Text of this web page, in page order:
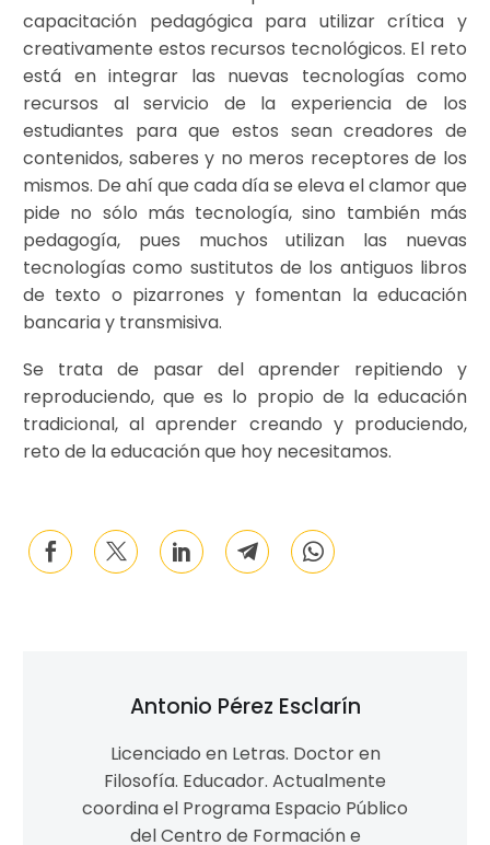
capacitación pedagógica para utilizar crítica y
creativamente estos recursos tecnológicos. El reto
está en integrar las nuevas tecnologías como
recursos al servicio de la experiencia de los
estudiantes para que estos sean creadores de
contenidos, saberes y no meros receptores de los
mismos. De ahí que cada día se eleva el clamor que
pide no sólo más tecnología, sino también más
pedagogía, pues muchos utilizan las nuevas
tecnologías como sustitutos de los antiguos libros
de texto o pizarrones y fomentan la educación
bancaria y transmisiva.
Se trata de pasar del aprender repitiendo y
reproduciendo, que es lo propio de la educación
tradicional, al aprender creando y produciendo,
reto de la educación que hoy necesitamos.
Antonio Pérez Esclarín
Licenciado en Letras. Doctor en
Filosofía. Educador. Actualmente
coordina el Programa Espacio Público
del Centro de Formación e